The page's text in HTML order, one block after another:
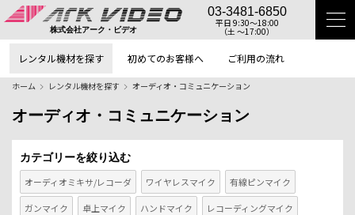
株式会社アーク・ビデオ
03-3481-6850
平日 9:30〜18:00
（土 〜17:00）
レンタル機材を探す 初めてのお客様へ ご利用の流れ
ホーム レンタル機材を探す オーディオ・コミュニケーション
オーディオ・コミュニケーション
カテゴリーを絞り込む
オーディオミキサ/レコーダ
ワイヤレスマイク 有線ピンマイク
ガンマイク 卓上マイク ハンドマイク レコーディングマイク